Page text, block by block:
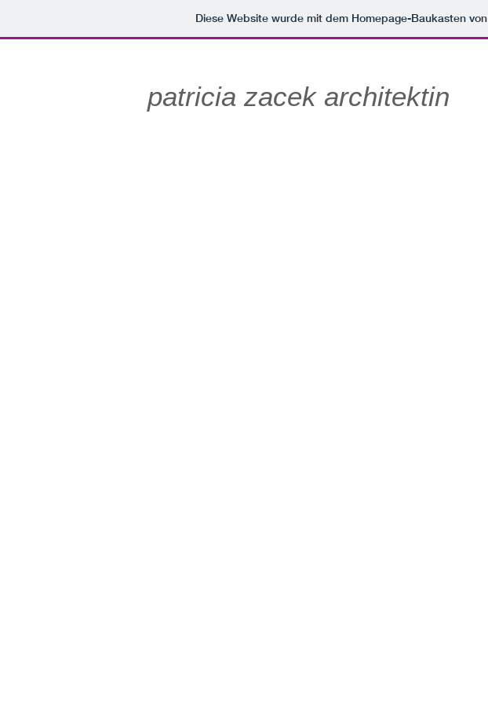
Diese Website wurde mit dem Homepage-Baukasten von
patricia zacek architektin